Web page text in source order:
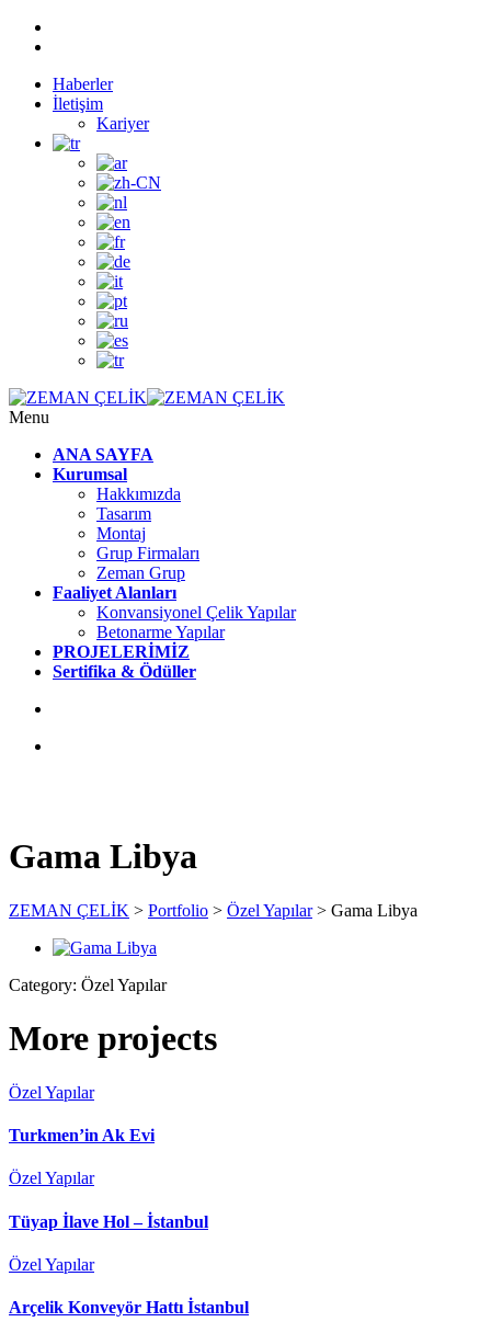
Haberler
İletişim
Kariyer
Menu
ANA SAYFA
Kurumsal
Hakkımızda
Tasarım
Montaj
Grup Firmaları
Zeman Grup
Faaliyet Alanları
Konvansiyonel Çelik Yapılar
Betonarme Yapılar
PROJELERİMİZ
Sertifika & Ödüller
Gama Libya
ZEMAN ÇELİK > Portfolio > Özel Yapılar> Gama Libya
Category: Özel Yapılar
More projects
Özel Yapılar
Turkmen’in Ak Evi
Özel Yapılar
Tüyap İlave Hol – İstanbul
Özel Yapılar
Arçelik Konveyör Hattı İstanbul